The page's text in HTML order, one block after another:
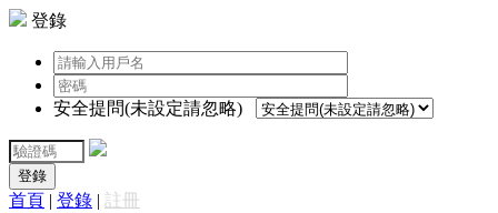
登錄
安全提問(未設定請忽略)
登錄
首頁 | 登錄 | 註冊